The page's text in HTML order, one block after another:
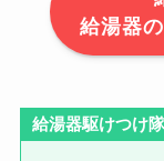
給湯器
給湯器駆けつけ